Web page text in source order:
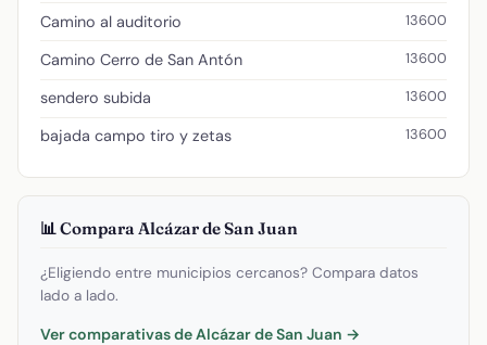
Camino al auditorio 13600
Camino Cerro de San Antón 13600
sendero subida 13600
bajada campo tiro y zetas 13600
📊 Compara Alcázar de San Juan
¿Eligiendo entre municipios cercanos? Compara datos
lado a lado.
Ver comparativas de Alcázar de San Juan →